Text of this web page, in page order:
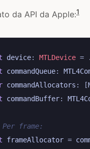
da API da Apple:1
device: MTLDevice =
commandQueue:
commandAllocators : [
commandBuffer:
frame:
frameAllocator =